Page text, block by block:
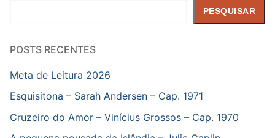
PESQUISAR
POSTS RECENTES
Meta de Leitura 2026
Esquisitona – Sarah Andersen – Cap. 1971
Cruzeiro do Amor – Vinícius Grossos – Cap. 1970